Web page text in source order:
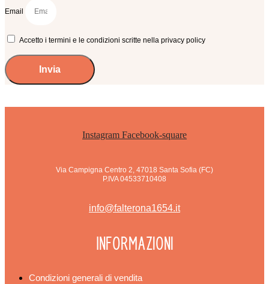
Email
Accetto i termini e le condizioni scritte nella privacy policy
Invia
Instagram Facebook-square
Via Campigna Centro 2, 47018 Santa Sofia (FC)
P.IVA 04533710408
info@falterona1654.it
Informazioni
Condizioni generali di vendita